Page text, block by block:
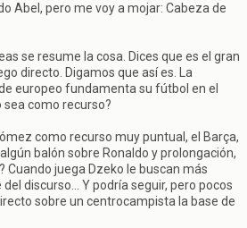
Abel, pero me voy a mojar: Cabeza de
se resume la cosa. Dices que es el gran
directo. Digamos que así es. La
europeo fundamenta su fútbol en el
como recurso?
como recurso muy puntual, el Barça,
balón sobre Ronaldo y prolongación,
Cuando juega Dzeko le buscan más
discurso... Y podría seguir, pero pocos
sobre un centrocampista la base de